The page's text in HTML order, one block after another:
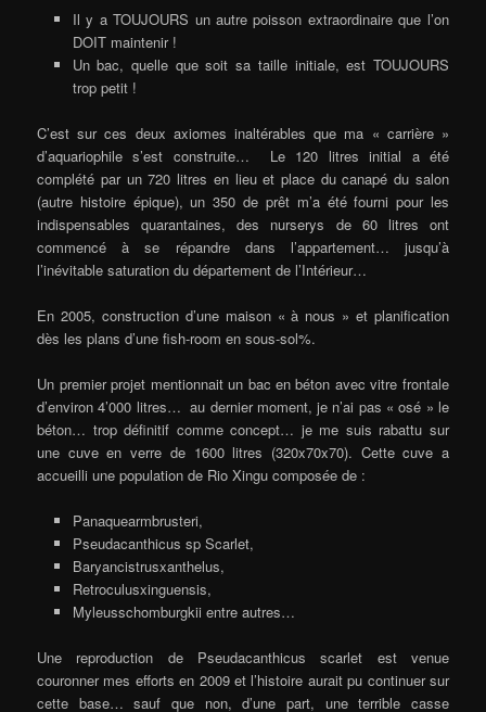
Il y a TOUJOURS un autre poisson extraordinaire que l’on
DOIT maintenir !
Un bac, quelle que soit sa taille initiale, est TOUJOURS
trop petit !
C’est sur ces deux axiomes inaltérables que ma « carrière »
d’aquariophile s’est construite… Le 120 litres initial a été
complété par un 720 litres en lieu et place du canapé du salon
(autre histoire épique), un 350 de prêt m’a été fourni pour les
indispensables quarantaines, des nurserys de 60 litres ont
commencé à se répandre dans l’appartement… jusqu’à
l’inévitable saturation du département de l’Intérieur…
En 2005, construction d’une maison « à nous » et planification
dès les plans d’une fish-room en sous-sol%.
Un premier projet mentionnait un bac en béton avec vitre frontale
d’environ 4’000 litres… au dernier moment, je n’ai pas « osé » le
béton… trop définitif comme concept… je me suis rabattu sur
une cuve en verre de 1600 litres (320x70x70). Cette cuve a
accueilli une population de Rio Xingu composée de :
Panaquearmbrusteri,
Pseudacanthicus sp Scarlet,
Baryancistrusxanthelus,
Retroculusxinguensis,
Myleusschomburgkii entre autres…
Une reproduction de Pseudacanthicus scarlet est venue
couronner mes efforts en 2009 et l’histoire aurait pu continuer sur
cette base… sauf que non, d’une part, une terrible casse